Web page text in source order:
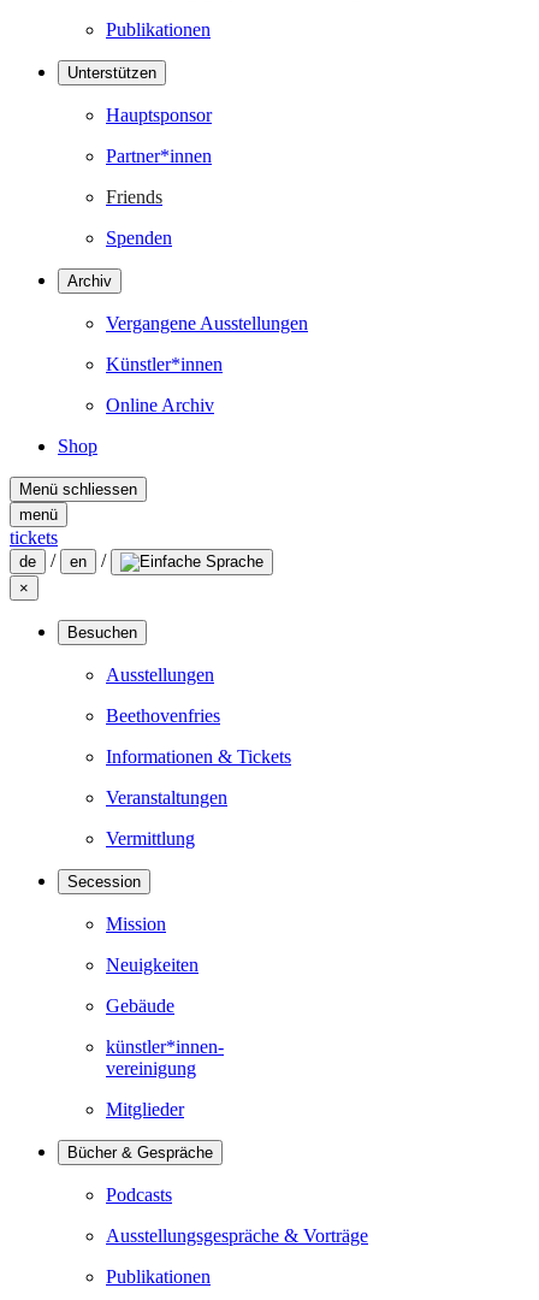
Publikationen
Unterstützen
Hauptsponsor
Partner*innen
Friends
Spenden
Archiv
Vergangene Ausstellungen
Künstler*innen
Online Archiv
Shop
Menü schliessen
menü
tickets
de / en /
×
Besuchen
Ausstellungen
Beethovenfries
Informationen & Tickets
Veranstaltungen
Vermittlung
Secession
Mission
Neuigkeiten
Gebäude
künstler*innen-
vereinigung
Mitglieder
Bücher & Gespräche
Podcasts
Ausstellungsgespräche & Vorträge
Publikationen